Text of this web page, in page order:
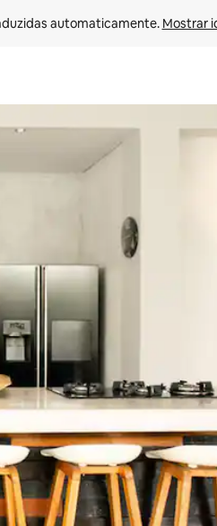
automaticamente. Mostrar
e para baixo do teclado ou